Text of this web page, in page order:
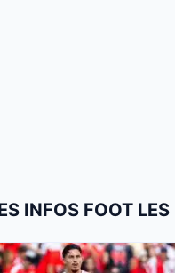
INFOS FOOT LES